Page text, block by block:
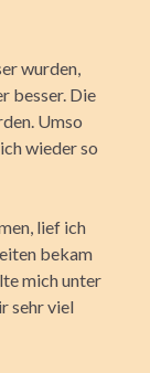
wurden,
besser. Die
Umso
wieder so
lief ich
bekam
mich unter
sehr viel